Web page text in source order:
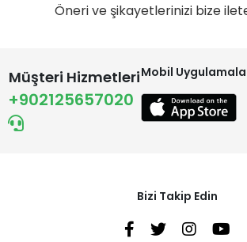
Öneri ve şikayetlerinizi bize
Müşteri Hizmetleri
+902125657020
Mobil
Bizi Takip Edin